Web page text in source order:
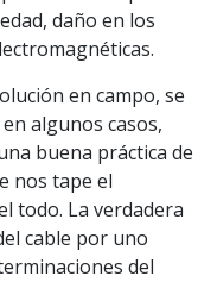
daño en los
en campo, se
algunos casos,
buena práctica de
nos tape el
todo. La verdadera
cable por uno
del